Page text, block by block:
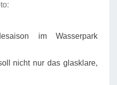
im Wasserpark
nicht nur das glasklare,